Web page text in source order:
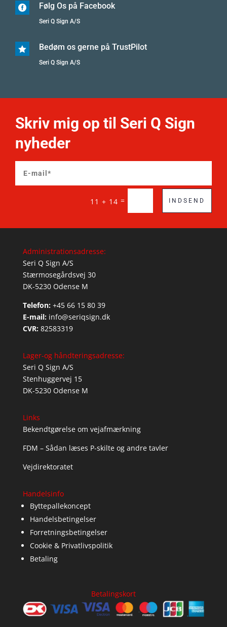
 Følg Os på Facebook
Seri Q Sign A/S
 Bedøm os gerne på TrustPilot
Seri Q Sign A/S
Skriv mig op til Seri Q Sign
nyheder
11 + 14 = INDSEND
Administrationsadresse:
Seri Q Sign A/S
Stærmosegårdsvej 30
DK-5230 Odense M
Telefon: +45 66 15 80 39
E-mail: info@seriqsign.dk
CVR: 82583319
Lager-og håndteringsadresse:
Seri Q Sign A/S
Stenhuggervej 15
DK-5230 Odense M
Links
Bekendtgørelse om vejafmærkning
FDM – Sådan læses P-skilte og andre tavler
Vejdirektoratet
Handelsinfo
Byttepallekoncept
Handelsbetingelser
Forretningsbetingelser
Cookie & Privatlivspolitik
Betaling
Betalingskort